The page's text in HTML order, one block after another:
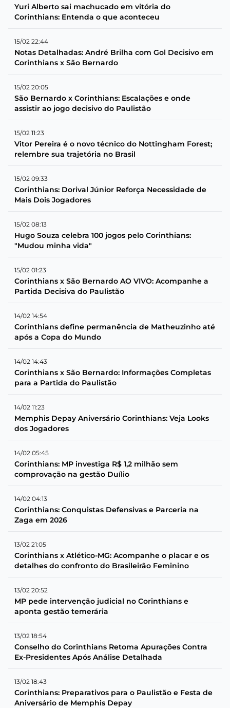
Yuri Alberto sai machucado em vitória do
Corinthians: Entenda o que aconteceu
15/02 22:44
Notas Detalhadas: André Brilha com Gol Decisivo em
Corinthians x São Bernardo
15/02 20:05
São Bernardo x Corinthians: Escalações e onde
assistir ao jogo decisivo do Paulistão
15/02 11:23
Vitor Pereira é o novo técnico do Nottingham Forest;
relembre sua trajetória no Brasil
15/02 09:33
Corinthians: Dorival Júnior Reforça Necessidade de
Mais Dois Jogadores
15/02 08:13
Hugo Souza celebra 100 jogos pelo Corinthians:
"Mudou minha vida"
15/02 01:23
Corinthians x São Bernardo AO VIVO: Acompanhe a
Partida Decisiva do Paulistão
14/02 14:54
Corinthians define permanência de Matheuzinho até
após a Copa do Mundo
14/02 14:43
Corinthians x São Bernardo: Informações Completas
para a Partida do Paulistão
14/02 11:23
Memphis Depay Aniversário Corinthians: Veja Looks
dos Jogadores
14/02 05:45
Corinthians: MP investiga R$ 1,2 milhão sem
comprovação na gestão Duílio
14/02 04:13
Corinthians: Conquistas Defensivas e Parceria na
Zaga em 2026
13/02 21:05
Corinthians x Atlético-MG: Acompanhe o placar e os
detalhes do confronto do Brasileirão Feminino
13/02 20:52
MP pede intervenção judicial no Corinthians e
aponta gestão temerária
13/02 18:54
Conselho do Corinthians Retoma Apurações Contra
Ex-Presidentes Após Análise Detalhada
13/02 18:43
Corinthians: Preparativos para o Paulistão e Festa de
Aniversário de Memphis Depay